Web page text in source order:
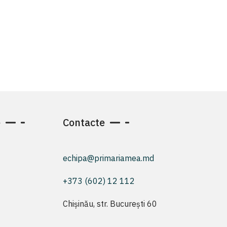
Contacte
echipa@primariamea.md
+373 (602) 12 112
Chișinău, str. București 60